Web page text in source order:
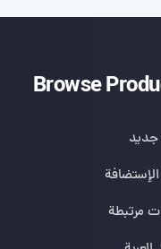
Browse
مرتبطة